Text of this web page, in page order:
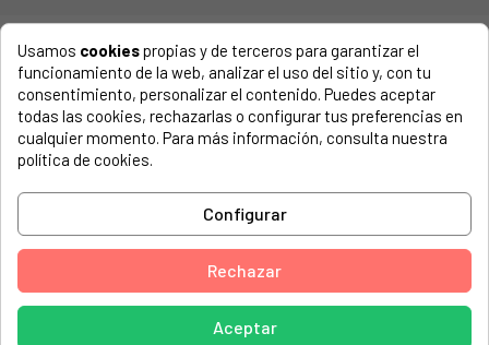
COMPATIBLE CON...
El número de modelo lo encontrarás en la etiqueta de tu
electrodoméstico. Suele estar formado por números y
letras.
Termostato Whirlpool, NC150ºC, T175
Usamos cookiespropias y de terceros para garantizar el
funcionamiento de la web, analizar el uso del sitio y, con tu
consentimiento, personalizar el contenido. Puedes aceptar
todas las cookies, rechazarlas o configurar tus preferencias en
cualquier momento. Para más información, consulta nuestra
política de cookies.
Configurar
Rechazar
Aceptar